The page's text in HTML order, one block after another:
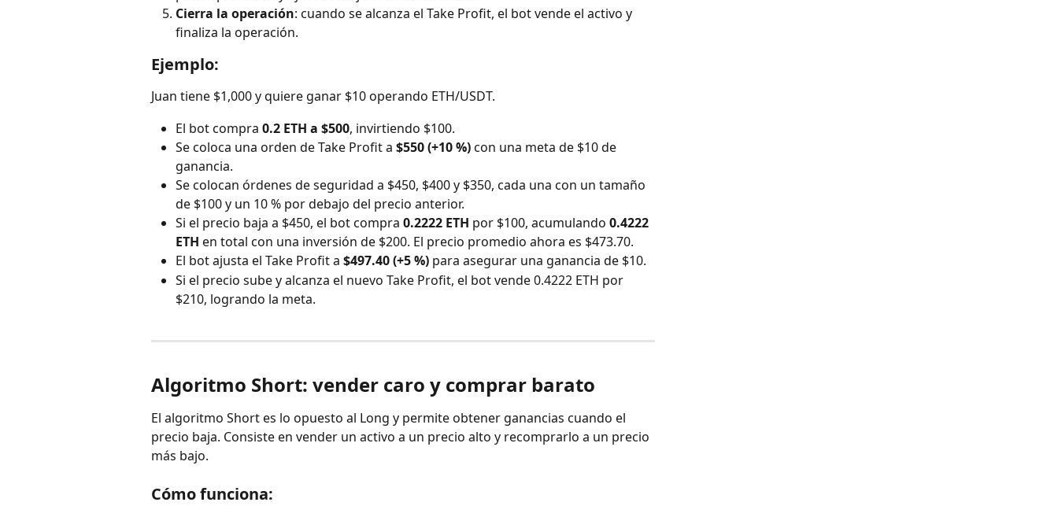
Cierra la operación: cuando se alcanza el Take Profit, el bot vende el activo y
finaliza la operación.
Ejemplo:
Juan tiene $1,000 y quiere ganar $10 operando ETH/USDT.
El bot compra 0.2 ETH a $500, invirtiendo $100.
Se coloca una orden de Take Profit a $550 (+10 %) con una meta de $10 de
ganancia.
Se colocan órdenes de seguridad a $450, $400 y $350, cada una con un tamaño
de $100 y un 10 % por debajo del precio anterior.
Si el precio baja a $450, el bot compra 0.2222 ETH por $100, acumulando 0.4222
ETH en total con una inversión de $200. El precio promedio ahora es $473.70.
El bot ajusta el Take Profit a $497.40 (+5 %) para asegurar una ganancia de $10.
Si el precio sube y alcanza el nuevo Take Profit, el bot vende 0.4222 ETH por
$210, logrando la meta.
Algoritmo Short: vender caro y comprar barato
El algoritmo Short es lo opuesto al Long y permite obtener ganancias cuando el
precio baja. Consiste en vender un activo a un precio alto y recomprarlo a un precio
más bajo.
Cómo funciona: